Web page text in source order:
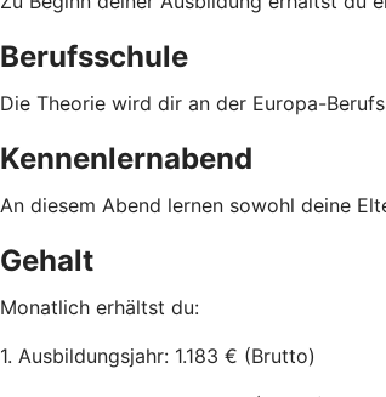
Berufsschule
Die Theorie wird dir an der Europa-
Kennenlernabend
An diesem Abend lernen sowohl deine
Gehalt
Monatlich erhältst du:
1. Ausbildungsjahr: 1.183 € (Brutto)